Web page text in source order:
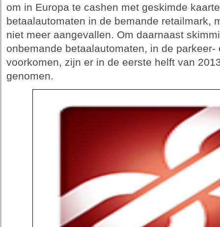
om in Europa te cashen met geskimde
betaalautomaten in de bemande retailmark,
niet meer aangevallen. Om daarnaast
onbemande betaalautomaten, in de
voorkomen, zijn er in de eerste helft van
genomen.